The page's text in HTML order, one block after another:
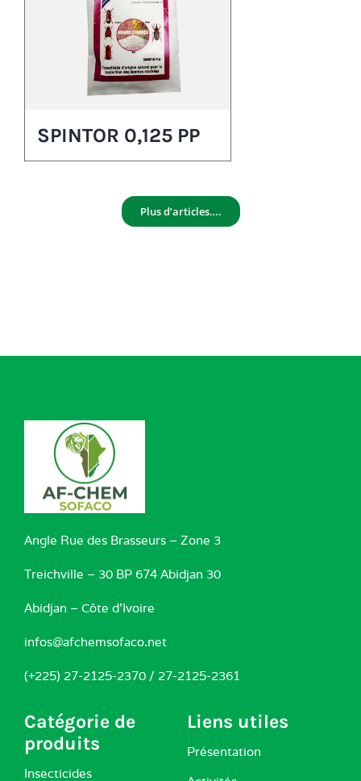
SPINTOR 0,125 PP
Plus d’articles….
Angle Rue des Brasseurs – Zone 3
Treichville – 30 BP 674 Abidjan 30
Abidjan – Côte d’Ivoire
infos@afchemsofaco.net
(+225) 27-2125-2370 / 27-2125-2361
Catégorie de
produits
Insecticides
Liens utiles
Présentation